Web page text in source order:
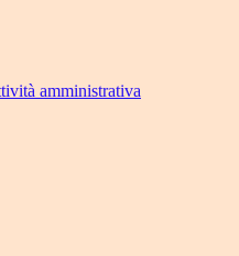
amministrativa